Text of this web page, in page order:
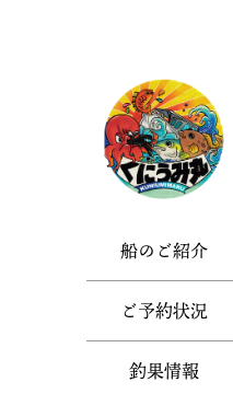
船のご紹介
ご予約状況
釣果情報